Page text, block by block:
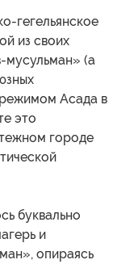
гегельянское
из своих
мусульман» (а
режимом Асада в
это
городе
буквально
и
опираясь